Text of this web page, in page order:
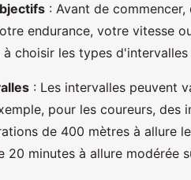
: Avant de
endurance, votre vitesse
à choisir les types
: Les intervalles peuvent
pour les coureurs,
de 400 mètres à allure
20 minutes à allure modérée